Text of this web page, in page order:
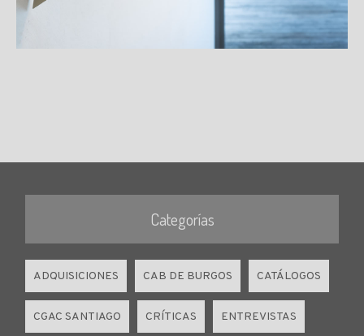
Categorías
ADQUISICIONES CAB DE BURGOS CATÁLOGOS
CGAC SANTIAGO CRÍTICAS ENTREVISTAS